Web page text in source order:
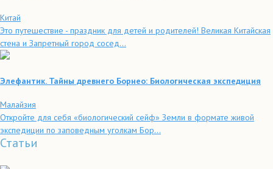
Китай
Это путешествие - праздник для детей и родителей! Великая Китайская
стена и Запретный город сосед...
Элефантик. Тайны древнего Борнео: Биологическая экспедиция
Малайзия
Откройте для себя «биологический сейф» Земли в формате живой
экспедиции по заповедным уголкам Бор...
Статьи